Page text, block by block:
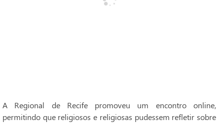
A Regional de Recife promoveu um encontro online,
permitindo que religiosos e religiosas pudessem refletir sobre